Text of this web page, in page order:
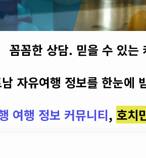
꼼꼼한 상담. 믿을 수 있는
자유여행 정보를 한눈에
여행 정보 커뮤니티, 호치